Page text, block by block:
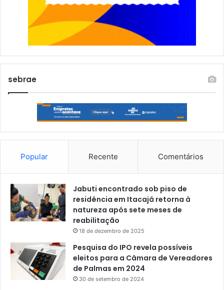
sebrae
Popular Recente Comentários
Jabuti encontrado sob piso de
residência em Itacajá retorna à
natureza após sete meses de
reabilitação
18 de dezembro de 2025
Pesquisa do IPO revela possíveis
eleitos para a Câmara de Vereadores
de Palmas em 2024
30 de setembro de 2024